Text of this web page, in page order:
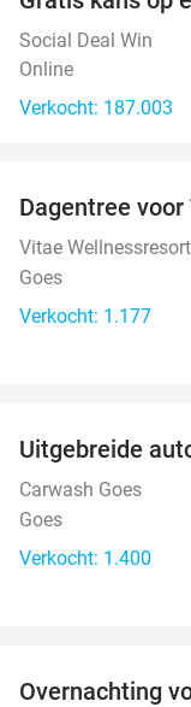
Social Deal Win
Online
Verkocht: 187.003
Dagentree
Vitae
Goes
Verkocht: 1.177
Uitgebreide
Carwash Goes
Goes
Verkocht: 1.400
Overnachting